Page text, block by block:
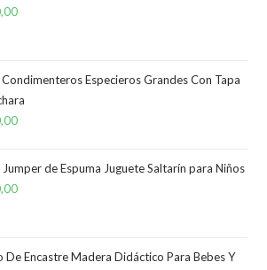
Especieros Grandes Con Tapa
de Espuma Juguete Saltarín para Niños
De Encastre Madera Didáctico Para Bebes Y